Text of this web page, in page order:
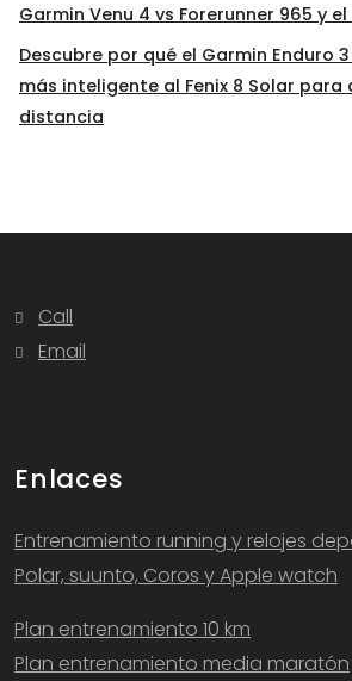
Garmin Venu 4 vs Forerunner 965 y el
Descubre por qué el Garmin Enduro
más inteligente al Fenix 8 Solar
distancia
Call
Email
Enlaces
Entrenamiento running y relojes
Polar, suunto, Coros y Apple watch
Plan entrenamiento 10 km
Plan entrenamiento media maratón